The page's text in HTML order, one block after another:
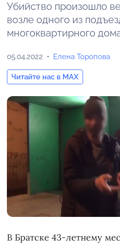
Убийство произошло
возле одного из
многоквартирного
05.04.2022 Елена Торопова
Читайте нас в MAX
В Братске 43-летнему